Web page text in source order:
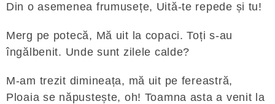
Din o asemenea frumusețe, Uită-te repede și tu!
Merg pe potecă, Mă uit la copaci. Toți s-au
îngălbenit. Unde sunt zilele calde?
M-am trezit dimineața, mă uit pe fereastră,
Ploaia se năpustește, oh! Toamna asta a venit la